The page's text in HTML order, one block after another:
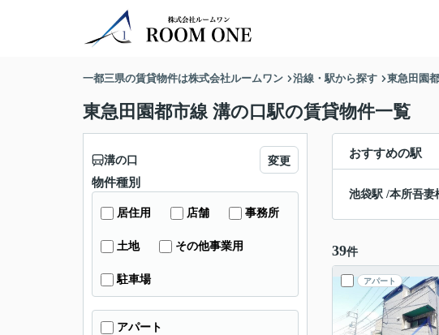
一都三県の賃貸物件は株式会社ルームワン 沿線・駅から探す 東急田園
東急田園都市線 溝の口駅の賃貸物件一覧
おすすめの駅
池袋駅 /本所吾妻
39件
アパート
溝の口 変更
物件種別
居住用 店舗 事務所
土地 その他事業用
駐車場
アパート